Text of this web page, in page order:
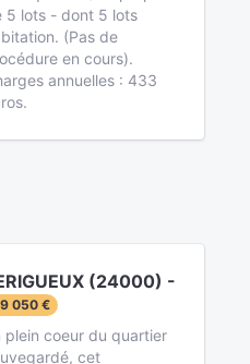
5 lots - dont 5 lots
(Pas de
en cours).
annuelles : 433
(24000) -
050 €
plein coeur du quartier
cet